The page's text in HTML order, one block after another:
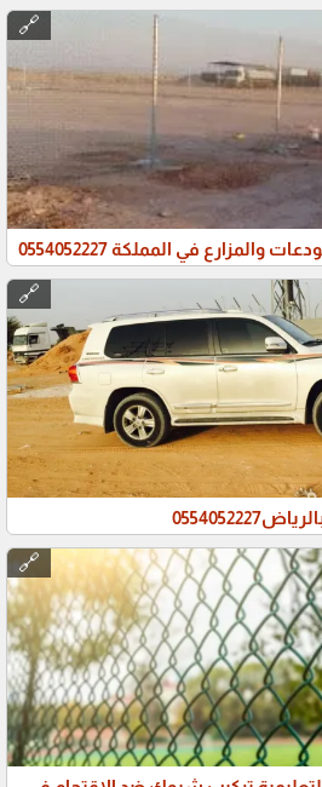
في المملكة 0554052227
🔗
🔗
🔗